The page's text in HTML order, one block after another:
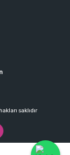
saklıdır